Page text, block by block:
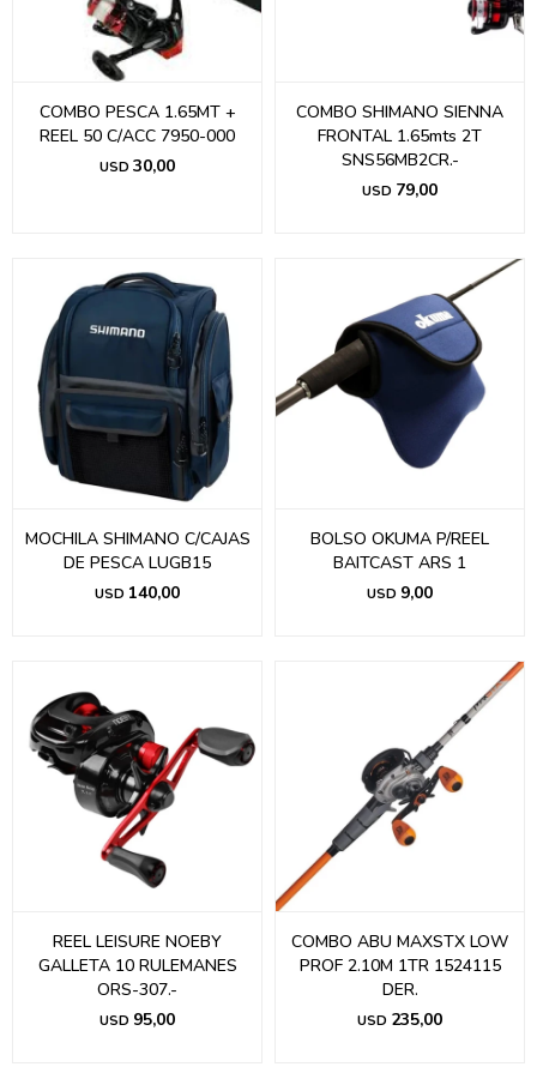
COMBO PESCA 1.65MT +
REEL 50 C/ACC 7950-000
USD 30,00
COMBO SHIMANO SIENNA
FRONTAL 1.65mts 2T
SNS56MB2CR.-
USD 79,00
MOCHILA SHIMANO C/CAJAS
DE PESCA LUGB15
USD 140,00
BOLSO OKUMA P/REEL
BAITCAST ARS 1
USD 9,00
REEL LEISURE NOEBY
GALLETA 10 RULEMANES
ORS-307.-
USD 95,00
COMBO ABU MAXSTX LOW
PROF 2.10M 1TR 1524115
DER.
USD 235,00